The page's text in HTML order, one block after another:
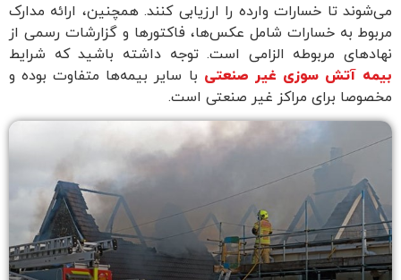
می‌شوند تا خسارات وارده را ارزیابی کنند. همچنین، ارائه مدارک
مربوط به خسارات شامل عکس‌ها، فاکتورها و گزارشات رسمی از
نهادهای مربوطه الزامی است. توجه داشته باشید که شرایط
بیمه آتش سوزی غیر صنعتی با سایر بیمه‌ها متفاوت بوده و
مخصوصا برای مراکز غیر صنعتی است.